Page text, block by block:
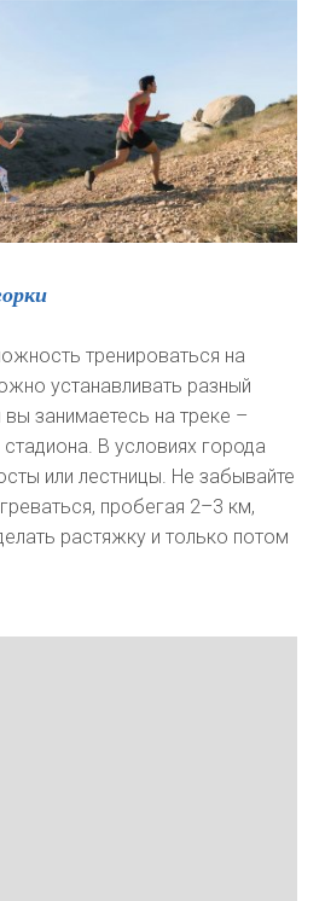
тренироваться на
устанавливать разный
вы занимаетесь на треке –
В условиях города
или лестницы. Не забывайте
пробегая 2–3 км,
растяжку и только потом